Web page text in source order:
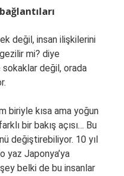
değil, insan ilişkilerini
mi? diye
değil, orada
biriyle kısa ama yoğun
bir bakış açısı… Bu
değiştirebiliyor. 10 yıl
yaz Japonya’ya
belki de bu insanlar